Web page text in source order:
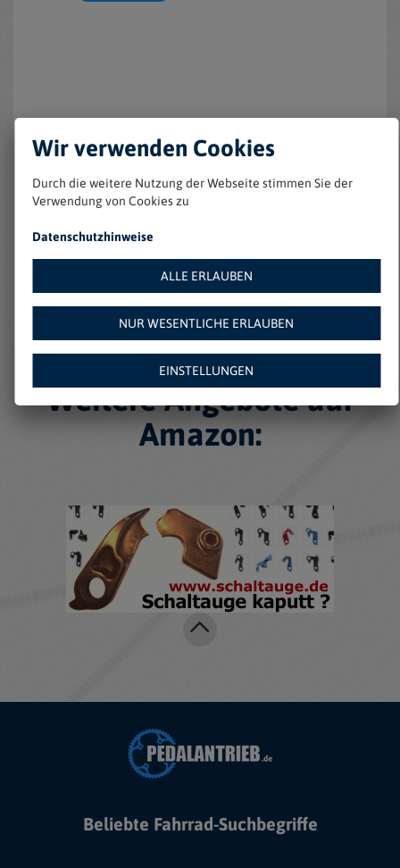
Keine Einträge gefunden
Weitere Angebote auf
Amazon:
Beliebte Fahrrad-Suchbegriffe
Wir verwenden Cookies
Durch die weitere Nutzung der Webseite stimmen Sie der
Verwendung von Cookies zu
Datenschutzhinweise
ALLE ERLAUBEN
NUR WESENTLICHE ERLAUBEN
EINSTELLUNGEN